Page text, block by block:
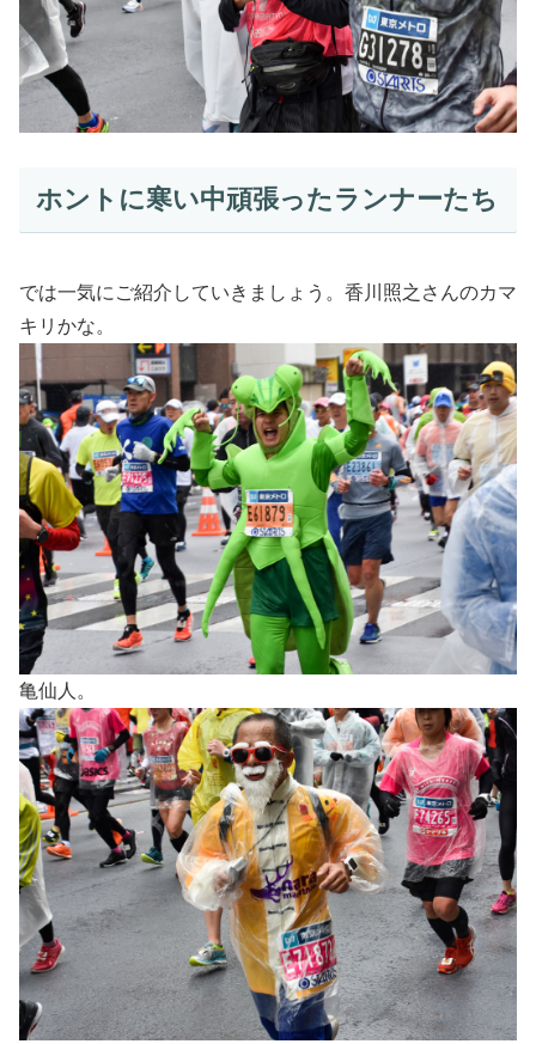
ホントに寒い中頑張ったランナーたち
では一気にご紹介していきましょう。香川照之さんのカマ
キリかな。
亀仙人。